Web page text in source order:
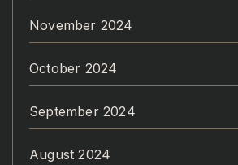
November 2024
October 2024
September 2024
August 2024